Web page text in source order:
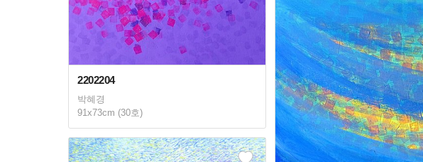
2202204
박혜경
91x73cm (30호)